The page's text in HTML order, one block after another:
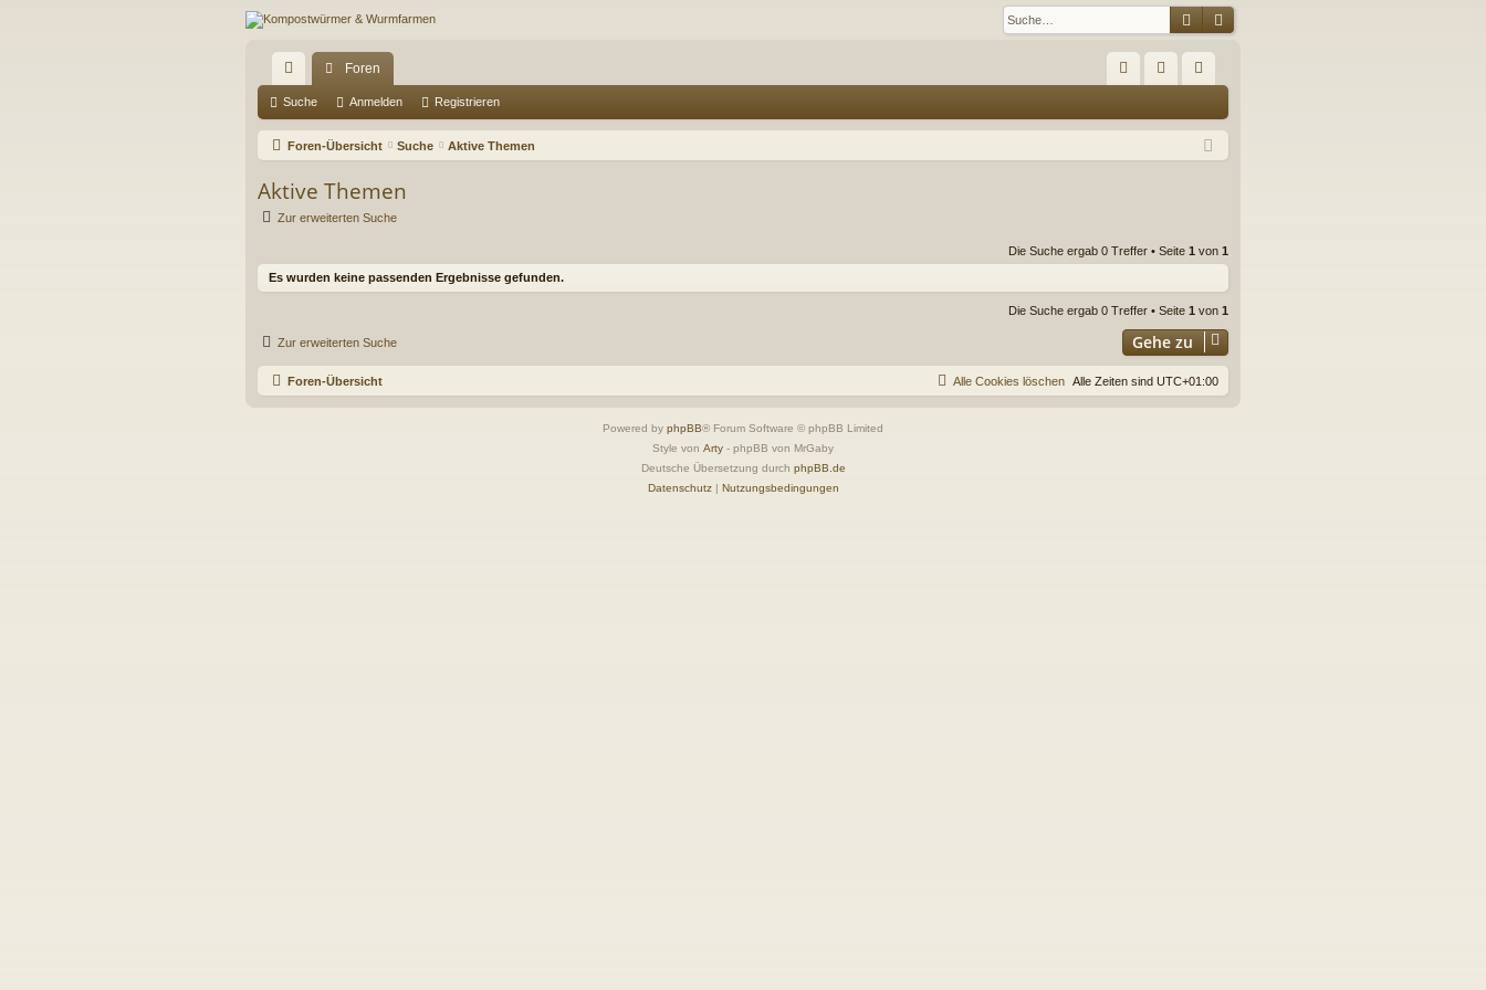
SucheErweiterte Suche
ch
ne
ug
Foren
Q m ist
Suche Anmelden Registrieren
Foren-Übersicht Suche Aktive Themen
Aktive Themen
Zur erweiterten Suche
Die Suche ergab 0 Treffer • Seite 1 von 1
Es wurden keine passenden Ergebnisse gefunden.
Die Suche ergab 0 Treffer • Seite 1 von 1
Zur erweiterten Suche Gehe zu
Foren-Übersicht Alle Zeiten sind UTC+01:00
Alle Cookies löschen
Powered by phpBB® Forum Software © phpBB Limited
Style von Arty - phpBB von MrGaby
Deutsche Übersetzung durch phpBB.de
Datenschutz| Nutzungsbedingungen